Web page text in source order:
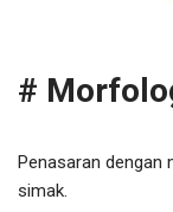
#
Penasaran dengan
simak.